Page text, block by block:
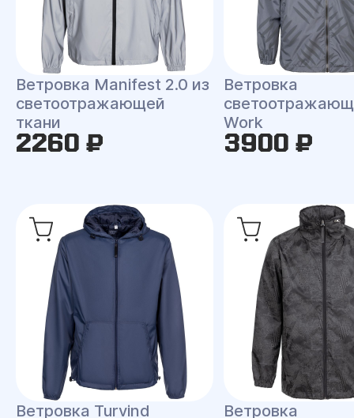
Ветровка Manifest 2.0 из
светоотражающей
ткани
2260 ₽
Ветровка
Work
3900 ₽
Ветровка Turvind Ветровка